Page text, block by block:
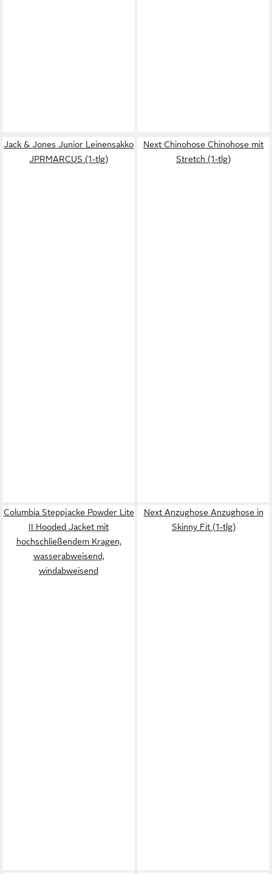
Jack & Jones Junior Leinensakko
JPRMARCUS (1-tlg)
Next Chinohose Chinohose mit
Stretch (1-tlg)
Columbia Steppjacke Powder Lite
II Hooded Jacket mit
hochschließendem Kragen,
wasserabweisend,
windabweisend
Next Anzughose Anzughose in
Skinny Fit (1-tlg)